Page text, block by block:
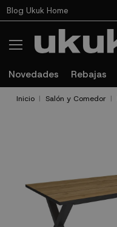
Blog Ukuk Home
Novedades Rebajas
Inicio Salón y Comedor